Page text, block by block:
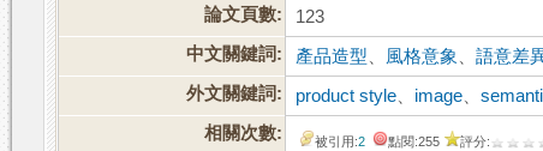
論文頁數:
123
中文關鍵詞:
產品造型 風格意象 、語意差
外文關鍵詞:
product style image 、
相關次數:
被引用:2 點閱:255 評分: